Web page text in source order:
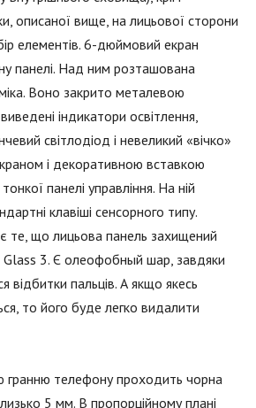
описаної вище, на лицьової сторони
елементів. 6-дюймовий екран
панелі. Над ним розташована
Воно закрито металевою
індикатори освітлення,
світлодіод і невеликий «вічко»
і декоративною вставкою
панелі управління. На ній
клавіші сенсорного типу.
те, що лицьова панель захищений
3. Є олеофобный шар, завдяки
відбитки пальців. А якщо якесь
то його буде легко видалити
гранню телефону проходить чорна
5 мм. В пропорційному плані